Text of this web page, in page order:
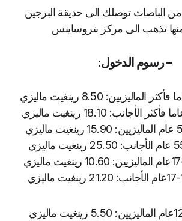
من الباصات توصلك الى حديقة البرجين
منها تذهب الى مركز بتروساينس
– رسوم الدخول: